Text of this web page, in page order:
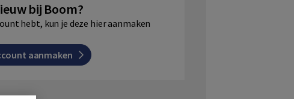
bij Boom?
hebt, kun je deze hier aanmaken
aanmaken